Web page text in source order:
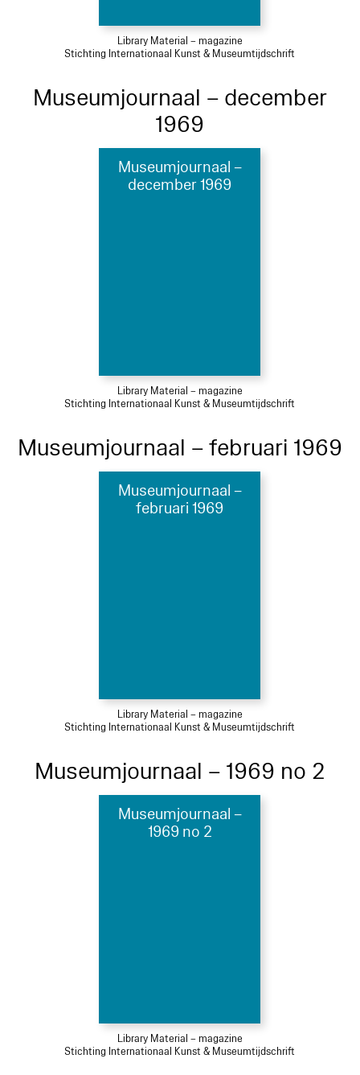
Library Material – magazine
Stichting Internationaal Kunst & Museumtijdschrift
Museumjournaal – december
1969
Museumjournaal –
december 1969
Library Material – magazine
Stichting Internationaal Kunst & Museumtijdschrift
Museumjournaal – februari 1969
Museumjournaal –
februari 1969
Library Material – magazine
Stichting Internationaal Kunst & Museumtijdschrift
Museumjournaal – 1969 no 2
Museumjournaal –
1969 no 2
Library Material – magazine
Stichting Internationaal Kunst & Museumtijdschrift